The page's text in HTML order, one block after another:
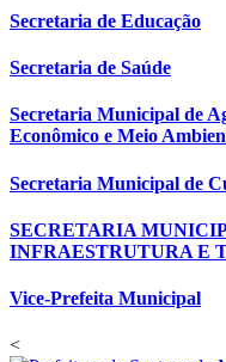
Secretaria de Educação
Secretaria de Saúde
Secretaria Municipal de
Econômico e Meio
Secretaria Municipal de
SECRETARIA
INFRAESTRUTURA E
Vice-Prefeita Municipal
<